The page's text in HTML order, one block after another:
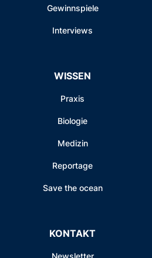
Gewinnspiele
Interviews
WISSEN
Praxis
Biologie
Medizin
Reportage
Save the ocean
KONTAKT